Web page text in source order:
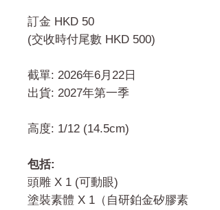
訂金 HKD 50
(交收時付尾數 HKD 500)
截單: 2026年6月22日
出貨: 2027年第一季
高度: 1/12 (14.5cm)
包括:
頭雕 X 1 (可動眼)
塗裝素體 X 1（自研鉑金矽膠素